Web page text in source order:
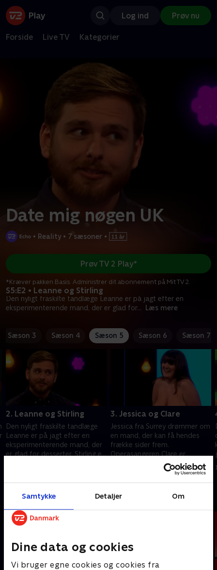
Samtykke Detaljer Om
Dine data og cookies
Vi bruger egne cookies og cookies fra
Log ind Prøv nu
Forside Live TV Kategorier
Date mig nøgen UK
• Reality • 7 sæsoner •
S5:E2 • Leanne og Stirling
Den nyligt fraskilte tandlæge Leanne er på jagt efter en
eksperimenterende mand, der er glad for... Læs mere
Prøv TV 2 Play*
*Kræver pakken Basis. Administrer dit abonnement på Mit TV 2.
Sæson 3 Sæson 4 Sæson 5 Sæson 6 Sæson 7
2. Leanne og Stirling
Den nyligt fraskilte tandlæge
Leanne er på jagt efter en
eksperimenterende mand, der
er glad for desserter. Stirling er
3. Jessica og Clare
Jessica fra Surrey drømmer om
en mand, der kan få hendes
frække sider frem.
Operasangeren Clare er
panseksuel og ønsker sig en
kæreste, der kan rumme
hende.
11. februar 2021 • 45 min
Andre så også